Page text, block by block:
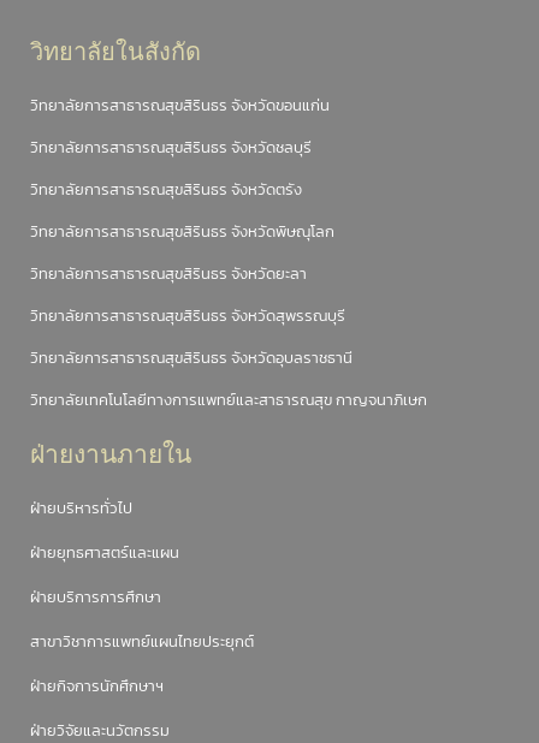
วิทยาลัยในสังกัด
วิทยาลัยการสาธารณสุขสิรินธร จังหวัดขอนแก่น
วิทยาลัยการสาธารณสุขสิรินธร จังหวัดชลบุรี
วิทยาลัยการสาธารณสุขสิรินธร จังหวัดตรัง
วิทยาลัยการสาธารณสุขสิรินธร จังหวัดพิษณุโลก
วิทยาลัยการสาธารณสุขสิรินธร จังหวัดยะลา
วิทยาลัยการสาธารณสุขสิรินธร จังหวัดสุพรรณบุรี
วิทยาลัยการสาธารณสุขสิรินธร จังหวัดอุบลราชธานี
วิทยาลัยเทคโนโลยีทางการแพทย์และสาธารณสุข กาญจนาภิเษก
ฝ่ายงานภายใน
ฝ่ายบริหารทั่วไป
ฝ่ายยุทธศาสตร์และแผน
ฝ่ายบริการการศึกษา
สาขาวิชาการแพทย์แผนไทยประยุกต์
ฝ่ายกิจการนักศึกษาฯ
ฝ่ายวิจัยและนวัตกรรม